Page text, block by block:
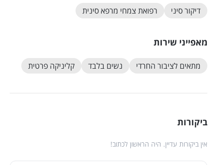
דיקור סיני רפואת צמחי מרפא סינית
מאפייני שירות
מתאים לציבור החרדי נשים בלבד קליניקה פרטית
ביקורות
אין ביקורות עדיין. היה הראשון לכתוב!